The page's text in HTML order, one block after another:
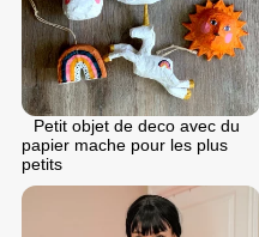
Petit objet de deco avec du
papier mache pour les plus
petits